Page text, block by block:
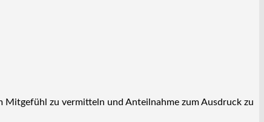
zu vermitteln und Anteilnahme zum Ausdruck zu